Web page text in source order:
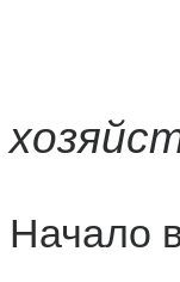
Начало